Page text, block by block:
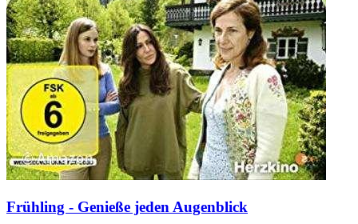
Frühling - Genieße jeden Augenblick